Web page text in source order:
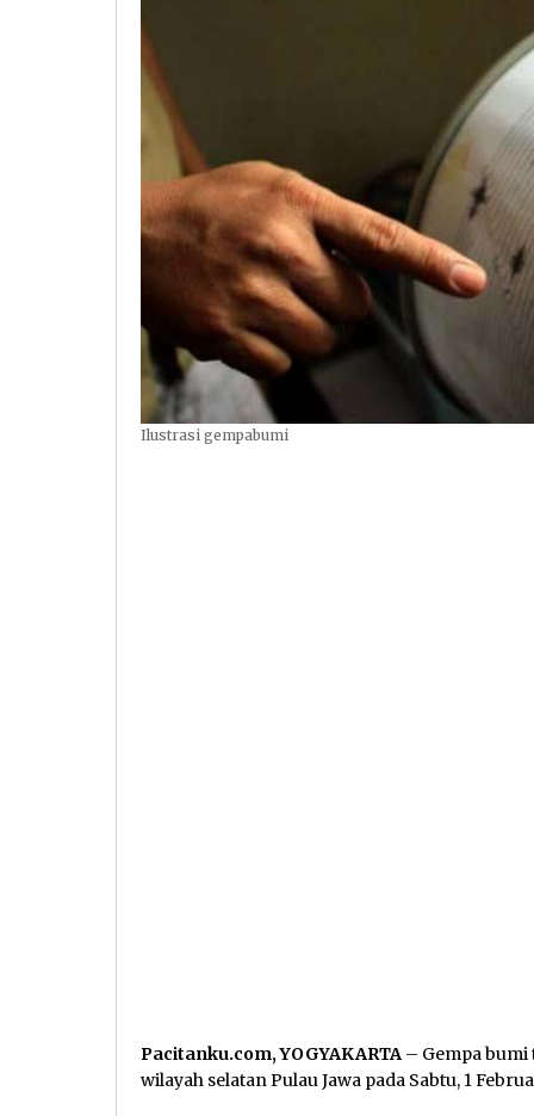
Ilustrasi gempabumi
Pacitanku.com, YOGYAKARTA – Gempa
wilayah selatan Pulau Jawa pada Sabtu, 1